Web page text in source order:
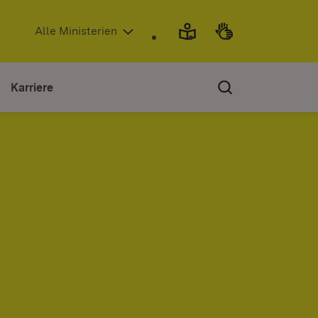
(Öffnet in neuem Fenster)
Alle Ministerien
Karriere